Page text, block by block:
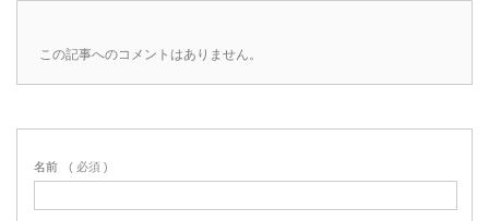
この記事へのコメントはありません。
名前 ( 必須 )